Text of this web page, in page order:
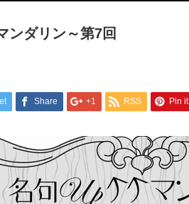
ンダリン～第7回
Share +1 RSS Pin it